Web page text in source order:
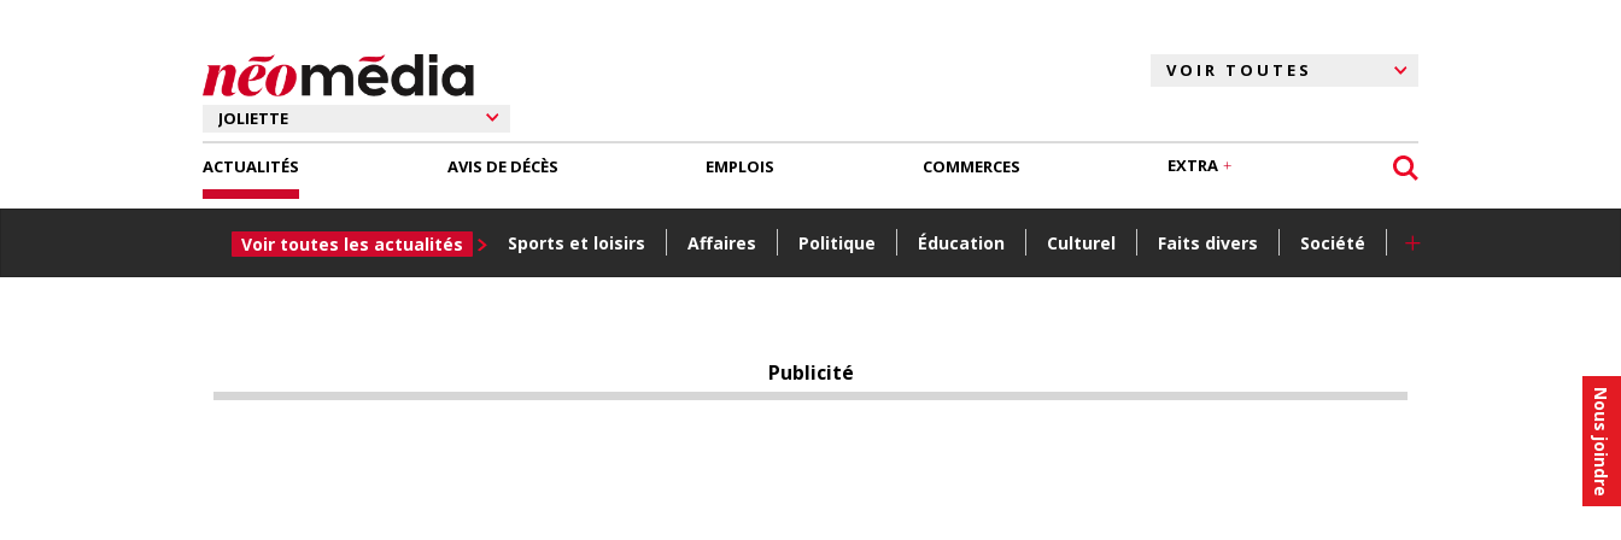
Nous joindre
ACTUALITÉS
Voir toutes les actualités Sports et loisirs Affaires Politique Éducation Culturel Faits divers Société +
AVIS DE DÉCÈS EMPLOIS COMMERCES EXTRA
Publicité